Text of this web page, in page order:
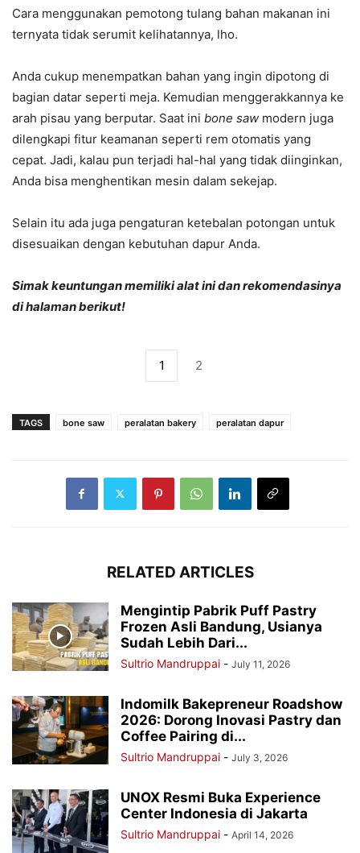
Cara menggunakan pemotong tulang bahan makanan ini
ternyata tidak serumit kelihatannya, lho.
Anda cukup menempatkan bahan yang ingin dipotong di
bagian datar seperti meja. Kemudian menggerakkannya ke
arah pisau yang berputar. Saat ini bone saw modern juga
dilengkapi fitur keamanan seperti rem otomatis yang
cepat. Jadi, kalau pun terjadi hal-hal yang tidak diinginkan,
Anda bisa menghentikan mesin dalam sekejap.
Selain itu ada juga pengaturan ketebalan potongan untuk
disesuaikan dengan kebutuhan dapur Anda.
Simak keuntungan memiliki alat ini dan rekomendasinya
di halaman berikut!
1 2
TAGS bone saw peralatan bakery peralatan dapur
RELATED ARTICLES
Mengintip Pabrik Puff Pastry
Frozen Asli Bandung, Usianya
Sudah Lebih Dari...
Sultrio Mandruppai - July 11, 2026
Indomilk Bakepreneur Roadshow
2026: Dorong Inovasi Pastry dan
Coffee Pairing di...
Sultrio Mandruppai - July 3, 2026
UNOX Resmi Buka Experience
Center Indonesia di Jakarta
Sultrio Mandruppai - April 14, 2026